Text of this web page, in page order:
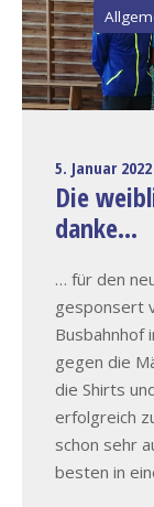
5. Januar 2022
Die
danke…
… für den
gesponsert
Busbahnhof
gegen die
die Shirts
erfolgreich
schon sehr
besten in